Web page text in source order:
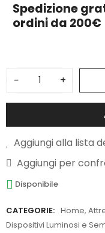
Spedizione
ordini da 200€
− +
Aggiungi alla lista
Aggiungi per
Disponibile
CATEGORIE: Home,
Dispositivi Luminosi e